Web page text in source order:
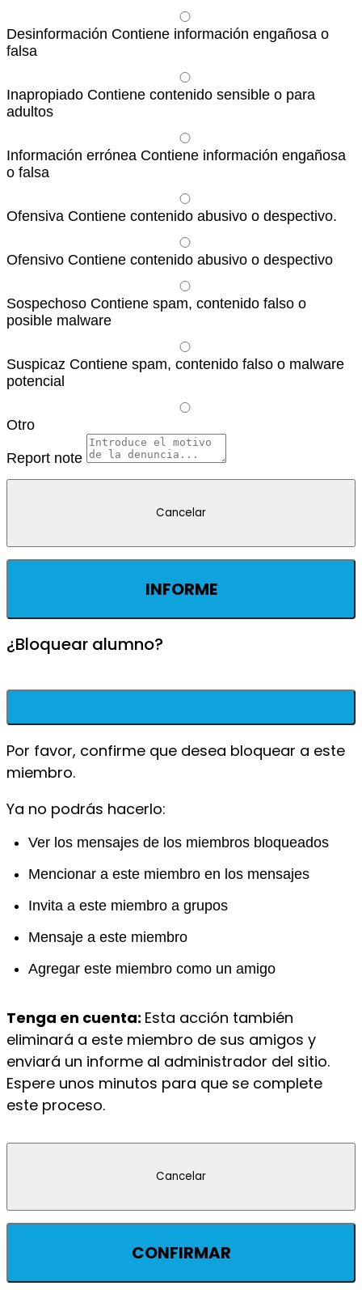
Desinformación Contiene información engañosa o
falsa
Inapropiado Contiene contenido sensible o para
adultos
Información errónea Contiene información engañosa
o falsa
Ofensiva Contiene contenido abusivo o despectivo.
Ofensivo Contiene contenido abusivo o despectivo
Sospechoso Contiene spam, contenido falso o
posible malware
Suspicaz Contiene spam, contenido falso o malware
potencial
Otro
Report note
INFORME
¿Bloquear alumno?
Por favor, confirme que desea bloquear a este
miembro.
Ya no podrás hacerlo:
Ver los mensajes de los miembros bloqueados
Mencionar a este miembro en los mensajes
Invita a este miembro a grupos
Mensaje a este miembro
Agregar este miembro como un amigo
Tenga en cuenta: Esta acción también
eliminará a este miembro de sus amigos y
enviará un informe al administrador del sitio.
Espere unos minutos para que se complete
este proceso.
CONFIRMAR